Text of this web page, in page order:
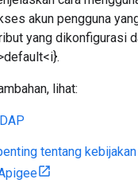
akun pengguna
yang dikonfigurasi
lihat:
tentang